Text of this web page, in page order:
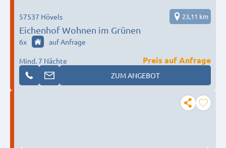
Eichenhof Wohnen im Grünen
57537 Hövels 23,11 km
6x auf Anfrage
Mind. 7 Nächte
Preis auf Anfrage
ZUM ANGEBOT